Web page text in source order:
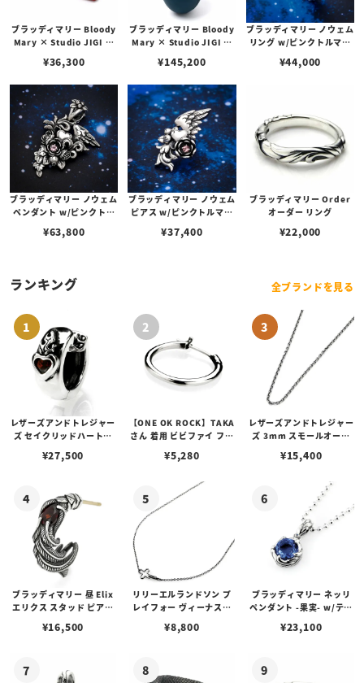
ブラッディマリー Bloody
Mary × Studio JIGI ジ
ー レッド
¥36,300
ブラッディマリー Bloody
Mary × Studio JIGI エ
ョン / カウレザー ブルー
¥145,200
ブラッディマリー ノウェム
リング w/ピンクトルマリ
¥44,000
ブラッディマリー ノウェム
ペンダント w/ピンクトル
¥63,800
ブラッディマリー ノウェム
ピアス w/ピンクトルマリ
¥37,400
ブラッディマリー Order
オーダー リング
¥22,000
ランキング 全ブランドを見る
レザーズアンドトレジャー
ズ セイクリッドハートピ
¥27,500
【ONE OK ROCK】TAKA
さん 着用 ビビファイ フー
¥5,280
レザーズアンドトレジャー
ズ 3mm スモールオーバ
ブスタークラスプ＆LTロ
¥15,400
ブラッディマリー 昼 Elix
エリクス スタッド ピアス
¥16,500
リリーエルランドソン プ
レイフォー ヴィーナスチ
¥8,800
ブラッディマリー ネッリ
ペンダント -果実- w/ティ
¥23,100